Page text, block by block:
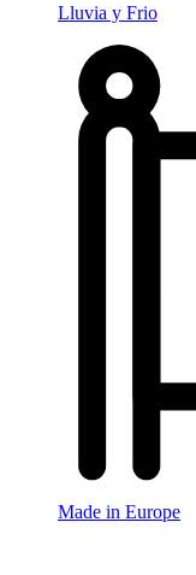
Lluvia y Frio
Made in Europe